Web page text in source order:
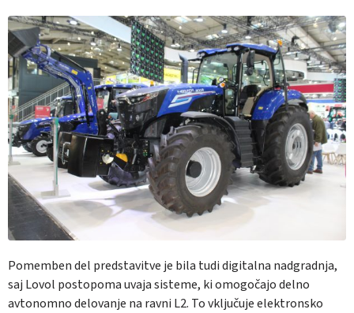
Pomemben del predstavitve je bila tudi digitalna nadgradnja,
saj Lovol postopoma uvaja sisteme, ki omogočajo delno
avtonomno delovanje na ravni L2. To vključuje elektronsko